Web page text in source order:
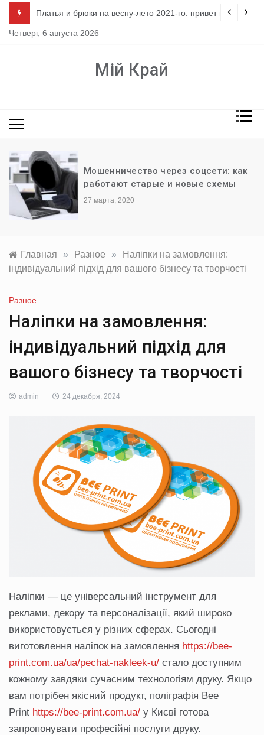
содержимому
Платья и брюки на весну-лето 2021-го: привет из 80-х
Четверг, 6 августа 2026
Мій Край
Мошенничество через соцсети: как
работают старые и новые схемы
27 марта, 2020
Главная » Разное »
Наліпки на замовлення:
індивідуальний підхід для вашого бізнесу та творчості
Разное
Наліпки на замовлення:
індивідуальний підхід для
вашого бізнесу та творчості
admin 24 декабря, 2024
Наліпки — це універсальний інструмент для
реклами, декору та персоналізації, який широко
використовується у різних сферах. Сьогодні
виготовлення наліпок на замовлення https://bee-
print.com.ua/ua/pechat-nakleek-u/ стало доступним
кожному завдяки сучасним технологіям друку. Якщо
вам потрібен якісний продукт, поліграфія Bee
Print https://bee-print.com.ua/ у Києві готова
запропонувати професійні послуги друку.